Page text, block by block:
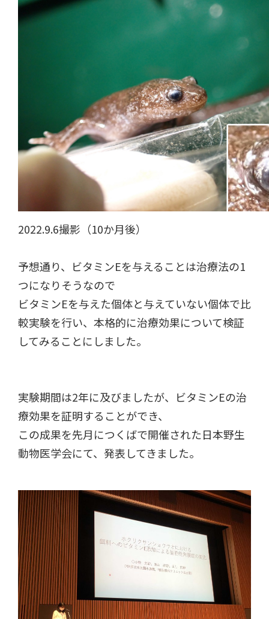
2022.9.6撮影（10か月後）
予想通り、ビタミンEを与えることは治療法の1
つになりそうなので
ビタミンEを与えた個体と与えていない個体で比
較実験を行い、本格的に治療効果について検証
してみることにしました。
実験期間は2年に及びましたが、ビタミンEの治
療効果を証明することができ、
この成果を先月につくばで開催された日本野生
動物医学会にて、発表してきました。